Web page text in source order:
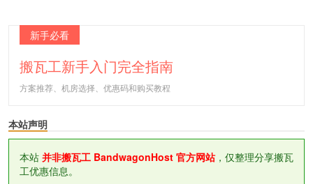
新手必看
搬瓦工新手入门完全指南
方案推荐、机房选择、优惠码和购买教程
本站声明
本站 并非搬瓦工 BandwagonHost 官方网站，仅整理分享搬瓦
工优惠信息。